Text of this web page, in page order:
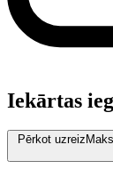
Iekārtas
Pērkot uzreiz